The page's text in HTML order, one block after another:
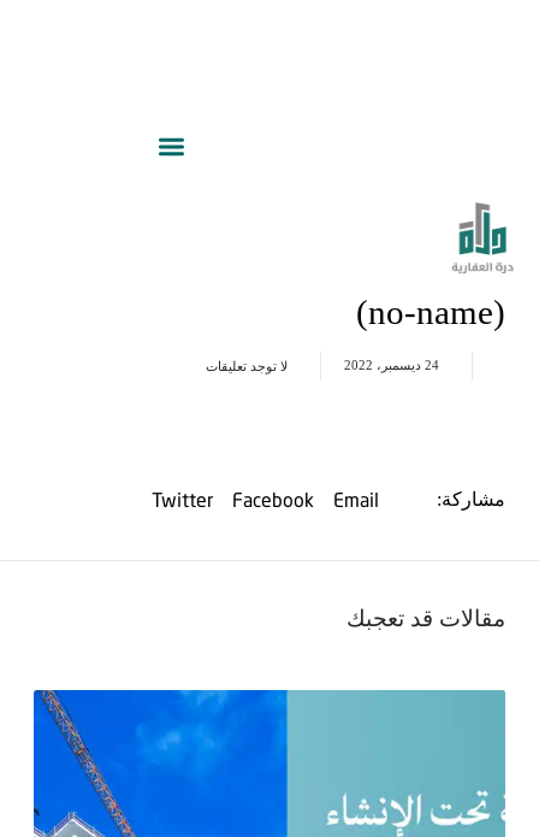
(no-name)
24 ديسمبر، 2022 لا توجد تعليقات
مشاركة: Email
Facebook
Twitter
مقالات قد تعجبك